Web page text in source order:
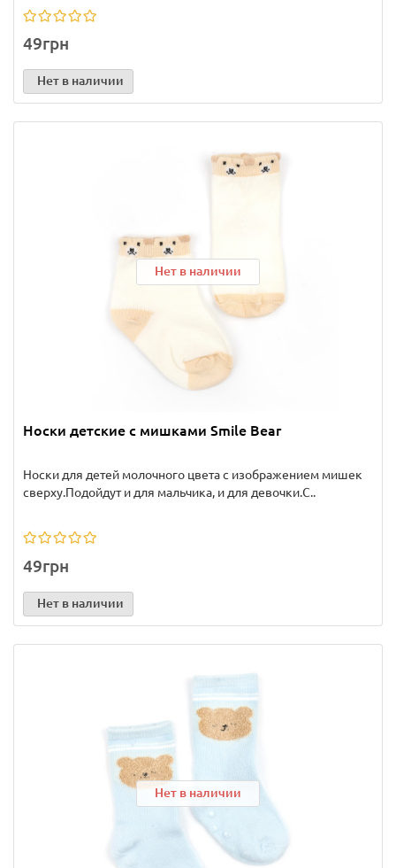
49грн
Нет в наличии
Нет в наличии
Носки детские с мишками Smile Bear
Носки для детей молочного цвета с изображением мишек
сверху.Подойдут и для мальчика, и для девочки.С..
49грн
Нет в наличии
Нет в наличии